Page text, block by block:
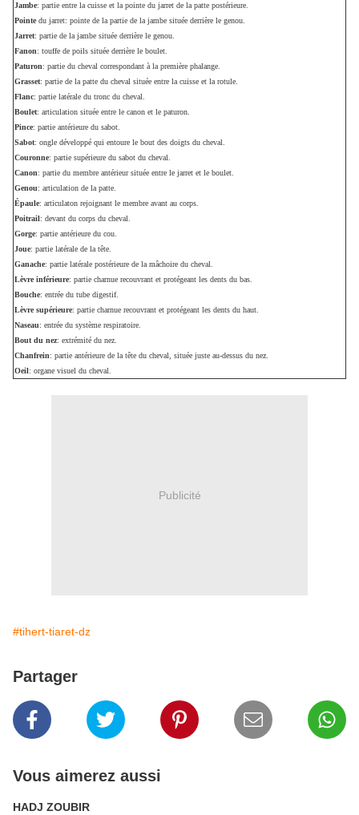
Jambe: partie entre la cuisse et la pointe du jarret de la patte postérieure.
Pointe du jarret: pointe de la partie de la jambe située derrière le genou.
Jarret: partie de la jambe située derrière le genou.
Fanon: touffe de poils située derrière le boulet.
Paturon: partie du cheval correspondant à la première phalange.
Grasset: partie de la patte du cheval située entre la cuisse et la rotule.
Flanc: partie latérale du tronc du cheval.
Boulet: articulation située entre le canon et le paturon.
Pince: partie antérieure du sabot.
Sabot: ongle développé qui entoure le bout des doigts du cheval.
Couronne: partie supérieure du sabot du cheval.
Canon: partie du membre antérieur située entre le jarret et le boulet.
Genou: articulation de la patte.
Épaule: articulaton rejoignant le membre avant au corps.
Poitrail: devant du corps du cheval.
Gorge: partie antérieure du cou.
Joue: partie latérale de la tête.
Ganache: partie latérale postérieure de la mâchoire du cheval.
Lèvre inférieure: partie charnue recouvrant et protégeant les dents du bas.
Bouche: entrée du tube digestif.
Lèvre supérieure: partie charnue recouvrant et protégeant les dents du haut.
Naseau: entrée du système respiratoire.
Bout du nez: extrémité du nez.
Chanfrein: partie antérieure de la tête du cheval, située juste au-dessus du nez.
Oeil: organe visuel du cheval.
Publicité
#tihert-tiaret-dz
Partager
Vous aimerez aussi
HADJ ZOUBIR